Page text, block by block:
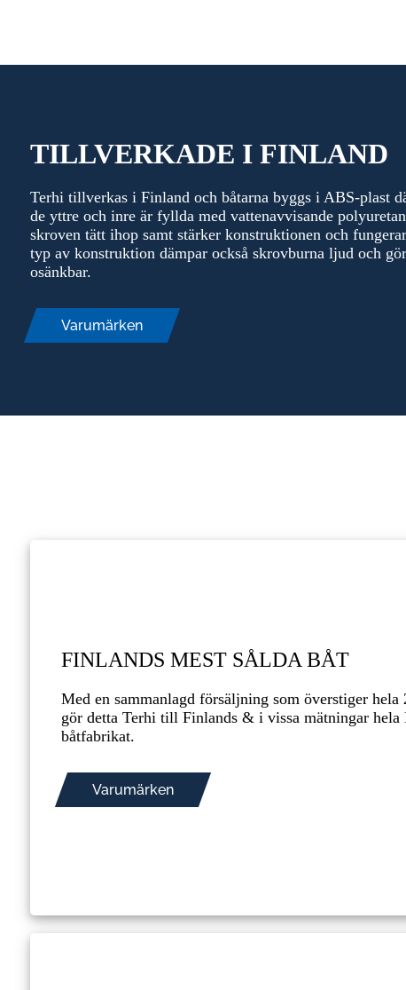
TILLVERKADE I FINLAND
Terhi tillverkas i Finland och båtarna byggs i ABS-plast
de yttre och inre är fyllda med vattenavvisande
skroven tätt ihop samt stärker konstruktionen och
typ av konstruktion dämpar också skrovburna ljud och
osänkbar.
Varumärken
FINLANDS MEST SÅLDA BÅT
Med en sammanlagd försäljning som överstiger hela
gör detta Terhi till Finlands & i vissa mätningar hela
båtfabrikat.
Varumärken